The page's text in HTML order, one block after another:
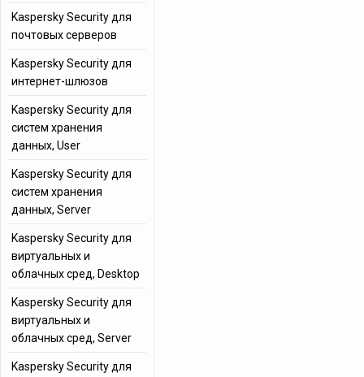
Kaspersky Security для
почтовых серверов
Kaspersky Security для
интернет-шлюзов
Kaspersky Security для
систем хранения
данных, User
Kaspersky Security для
систем хранения
данных, Server
Kaspersky Security для
виртуальных и
облачных сред, Desktop
Kaspersky Security для
виртуальных и
облачных сред, Server
Kaspersky Security для